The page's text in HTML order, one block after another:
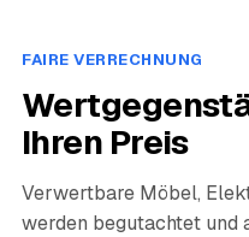
FAIRE VERRECHNUNG
Ihren Preis
Verwertbare Möbel,
werden begutachtet und